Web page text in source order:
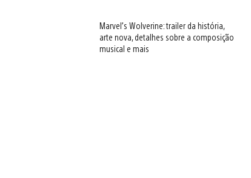
Marvel’s Wolverine: trailer da história,
arte nova, detalhes sobre a composição
musical e mais